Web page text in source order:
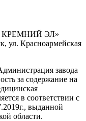
КРЕМНИЙ ЭЛ»
ул. Красноармейская
завода
за содержание на
в соответствии с
выданной
области.